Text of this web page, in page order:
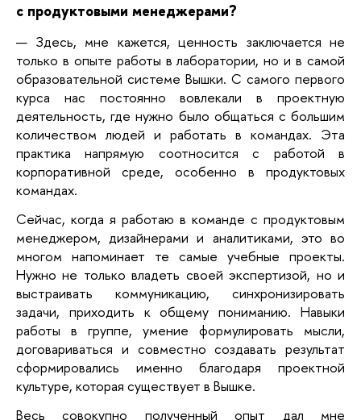
с продуктовыми менеджерами?
— Здесь, мне кажется, ценность заключается не
только в опыте работы в лаборатории, но и в самой
образовательной системе Вышки. С самого первого
курса нас постоянно вовлекали в проектную
деятельность, где нужно было общаться с большим
количеством людей и работать в командах. Эта
практика напрямую соотносится с работой в
корпоративной среде, особенно в продуктовых
командах.
Сейчас, когда я работаю в команде с продуктовым
менеджером, дизайнерами и аналитиками, это во
многом напоминает те самые учебные проекты.
Нужно не только владеть своей экспертизой, но и
выстраивать коммуникацию, синхронизировать
задачи, приходить к общему пониманию. Навыки
работы в группе, умение формулировать мысли,
договариваться и совместно создавать результат
сформировались именно благодаря проектной
культуре, которая существует в Вышке.
Весь совокупно полученный опыт дал мне